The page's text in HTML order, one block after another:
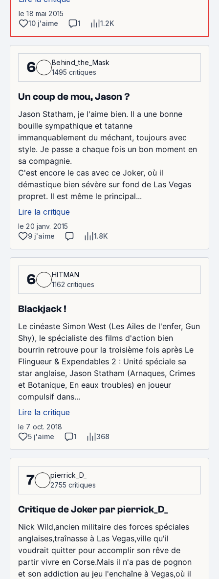
le 18 mai 2015
10 j'aime
1 1.2K
6
Behind_the_Mask
1495 critiques
Un coup de mou, Jason ?
Jason Statham, je l'aime bien. Il a une bonne
bouille sympathique et tatanne
immanquablement du méchant, toujours avec
style. Je passe a chaque fois un bon moment en
sa compagnie.
C'est encore le cas avec ce Joker, où il
démastique bien sévère sur fond de Las Vegas
propret. Il est même le principal...
Lire la critique
le 20 janv. 2015
9 j'aime
1.8K
6
HITMAN
1162 critiques
Blackjack !
Le cinéaste Simon West (Les Ailes de l'enfer, Gun
Shy), le spécialiste des films d'action bien
bourrin retrouve pour la troisième fois après Le
Flingueur & Expendables 2 : Unité spéciale sa
star anglaise, Jason Statham (Arnaques, Crimes
et Botanique, En eaux troubles) en joueur
compulsif dans...
Lire la critique
le 7 oct. 2018
5 j'aime
1 368
7
pierrick_D_
2755 critiques
Critique de Joker par pierrick_D_
Nick Wild,ancien militaire des forces spéciales
anglaises,traînasse à Las Vegas,ville qu'il
voudrait quitter pour accomplir son rêve de
partir vivre en Corse.Mais il n'a pas de pognon
et son addiction au jeu l'enchaîne à Vegas,où il